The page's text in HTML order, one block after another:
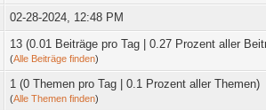
02-28-2024, 12:48 PM
13 (0.01 Beiträge pro Tag | 0.27 Prozent aller
(Alle Beiträge finden)
1 (0 Themen pro Tag | 0.1 Prozent aller Themen)
(Alle Themen finden)